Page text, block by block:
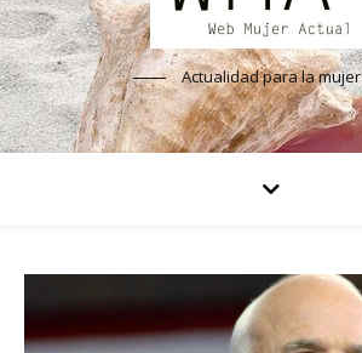
Actualidad para la mujer